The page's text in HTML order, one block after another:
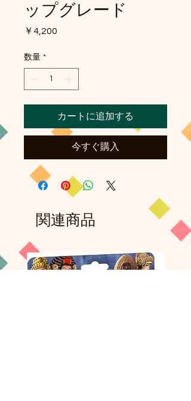
ップグレード
￥4,200
数量 *
カートに追加する
今すぐ購入
関連商品